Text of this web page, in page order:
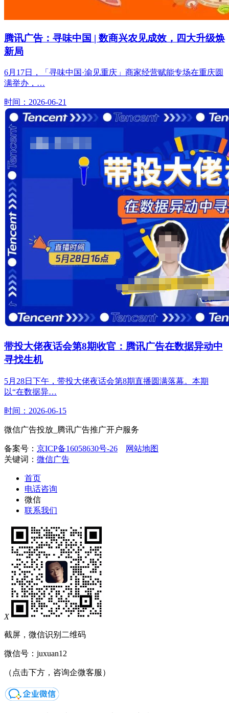
腾讯广告：寻味中国 | 数商兴农见成效，四大升级焕
新局
6月17日，「寻味中国·渝见重庆」商家经营赋能专场在重庆圆
满举办，…
时间：2026-06-21
带投大佬夜话会第8期收官：腾讯广告在数据异动中
寻找生机
5月28日下午，带投大佬夜话会第8期直播圆满落幕。本期
以“在数据异…
时间：2026-06-15
微信广告投放_腾讯广告推广开户服务
备案号： 京ICP备16058630号-26
网站地图
关键词： 微信广告
首页
电话咨询
微信
联系我们
X
截屏，微信识别二维码
微信号： juxuan12
（点击下方，咨询企微客服）